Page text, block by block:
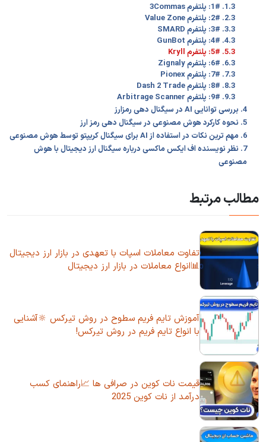
1.3. 1#: پلتفرم 3Commas
2.3. 2#: پلتفرم Value Zone
3.3. 3#: پلتفرم SMARD
4.3. 4#: پلتفرم GunBot
5.3. 5#: پلتفرم Kryll
6.3. 6#: پلتفرم Zignaly
7.3. 7#: پلتفرم Pionex
8.3. 8#: پلتفرم Dash 2 Trade
9.3. 9#: پلتفرم Arbitrage Scanner
4. بررسی توانایی AI در سیگنال دهی رمزارز
5. نحوه کارکرد هوش مصنوعی در سیگنال دهی رمز ارز
6. مهم ترین نکات در استفاده از AI برای سیگنال کریپتو توسط هوش مصنوعی
7. نظر نویسنده اف ایکس ماکسی درباره سیگنال ارز دیجیتال با هوش
مصنوعی
مطالب مرتبط
تفاوت معاملات اسپات با تعهدی در بازار ارز دیجیتال
📊انواع معاملات در بازار ارز دیجیتال
آموزش تایم ‌فریم سطوح در روش تیرکس 🔆آشنایی
با انواع تایم فریم در روش تیرکس!
قیمت نات کوین در صرافی ها 📈راهنمای کسب
درآمد از نات کوین 2025